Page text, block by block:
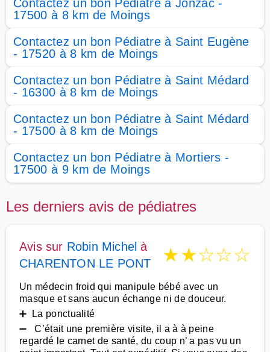
Contactez un bon Pédiatre à Jonzac -
17500 à 8 km de Moings
Contactez un bon Pédiatre à Saint Eugène
- 17520 à 8 km de Moings
Contactez un bon Pédiatre à Saint Médard
- 16300 à 8 km de Moings
Contactez un bon Pédiatre à Saint Médard
- 17500 à 8 km de Moings
Contactez un bon Pédiatre à Mortiers -
17500 à 9 km de Moings
Les derniers avis de pédiatres
Avis sur Robin Michel à
CHARENTON LE PONT
★★☆☆☆
Un médecin froid qui manipule bébé avec un
masque et sans aucun échange ni de douceur.
➕ La ponctualité
➖ C’était une première visite, il a à à peine
regardé le carnet de santé, du coup n’ a pas vu un